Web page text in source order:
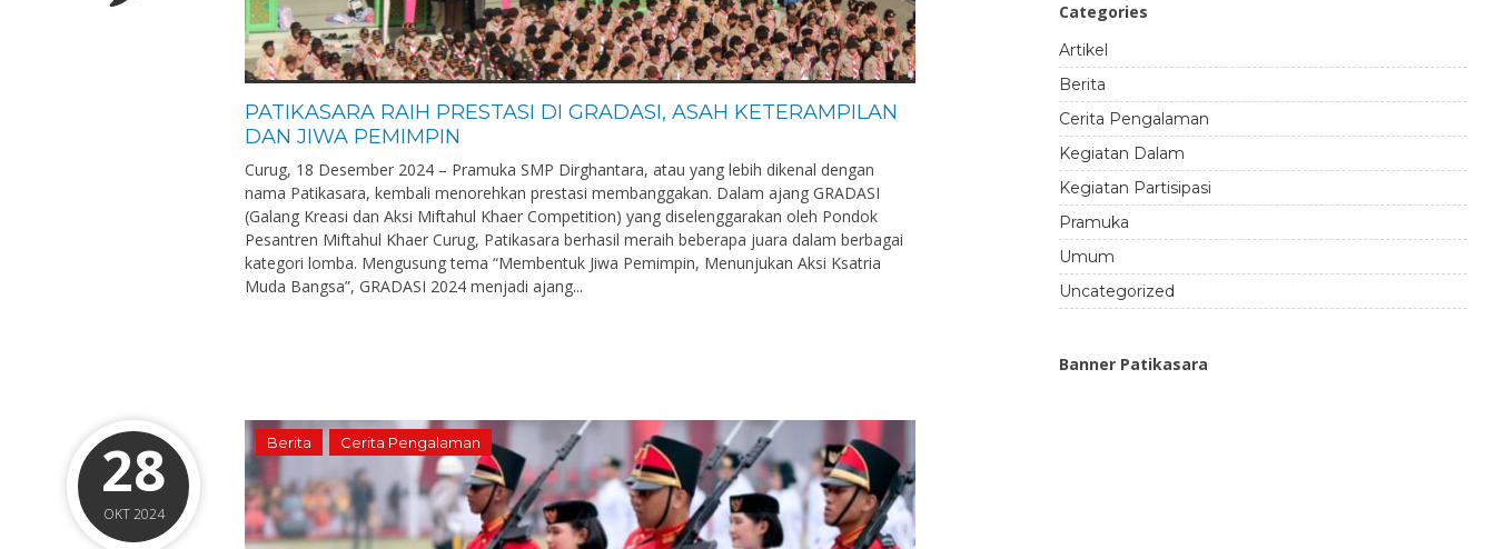
PATIKASARA RAIH PRESTASI DI GRADASI, ASAH KETERAMPILAN
DAN JIWA PEMIMPIN
Curug, 18 Desember 2024 – Pramuka SMP Dirghantara, atau yang lebih dikenal dengan
nama Patikasara, kembali menorehkan prestasi membanggakan. Dalam ajang GRADASI
(Galang Kreasi dan Aksi Miftahul Khaer Competition) yang diselenggarakan oleh Pondok
Pesantren Miftahul Khaer Curug, Patikasara berhasil meraih beberapa juara dalam berbagai
kategori lomba. Mengusung tema “Membentuk Jiwa Pemimpin, Menunjukan Aksi Ksatria
Muda Bangsa”, GRADASI 2024 menjadi ajang...
28
OKT 2024
Berita Cerita Pengalaman
Categories
Artikel
Berita
Cerita Pengalaman
Kegiatan Dalam
Kegiatan Partisipasi
Pramuka
Umum
Uncategorized
Banner Patikasara